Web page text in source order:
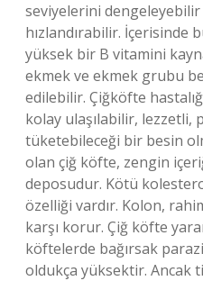
seviyelerini dengeleyebilir
hızlandırabilir. İçerisinde
yüksek bir B vitamini
ekmek ve ekmek grubu
edilebilir. Çiğköfte
kolay ulaşılabilir, lezzetli,
tüketebileceği bir besin
olan çiğ köfte, zengin
deposudur. Kötü
özelliği vardır. Kolon,
karşı korur. Çiğ köfte
köftelerde bağırsak
oldukça yüksektir. Ancak